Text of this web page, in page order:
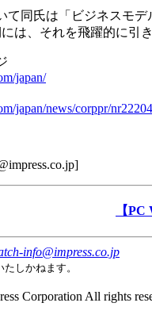
同氏は「ビジネスモデ
は、それを飛躍的に引
japan/
japan/news/corppr/
]
【
info@impress.co.jp
しかねます。
Corporation All rights